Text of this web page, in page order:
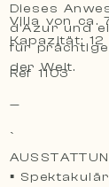
Dieses
d’Azur und
für prächtige
der Welt.
Villa von ca.
Kapazität: 12
Ref 1103
—
`
▪